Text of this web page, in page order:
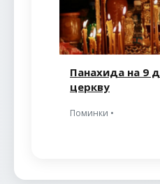
Панахида на 9
церкву
Поминки •